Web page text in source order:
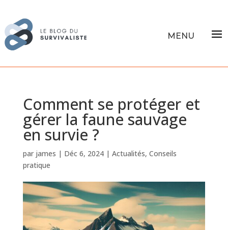
Comment se protéger et
gérer la faune sauvage
en survie ?
par james | Déc 6, 2024| Actualités, Conseils
pratique